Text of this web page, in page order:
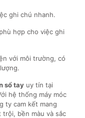
ghi chú nhanh.
hợp cho việc ghi
với môi trường, có
sổ tayuy tín tại
hệ thống máy móc
ty cam kết mang
bền màu và sắc